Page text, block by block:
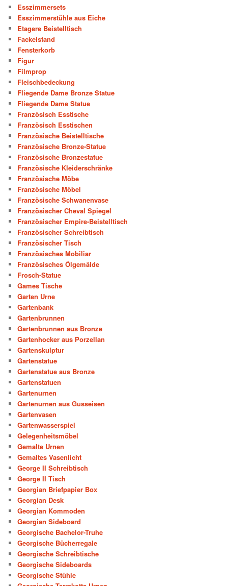
Esszimmersets
Esszimmerstühle aus Eiche
Etagere Beistelltisch
Fackelstand
Fensterkorb
Figur
Filmprop
Fleischbedeckung
Fliegende Dame Bronze Statue
Fliegende Dame Statue
Französisch Esstische
Französisch Esstischen
Französische Beistelltische
Französische Bronze-Statue
Französische Bronzestatue
Französische Kleiderschränke
Französische Möbe
Französische Möbel
Französische Schwanenvase
Französischer Cheval Spiegel
Französischer Empire-Beistelltisch
Französischer Schreibtisch
Französischer Tisch
Französisches Mobiliar
Französisches Ölgemälde
Frosch-Statue
Games Tische
Garten Urne
Gartenbank
Gartenbrunnen
Gartenbrunnen aus Bronze
Gartenhocker aus Porzellan
Gartenskulptur
Gartenstatue
Gartenstatue aus Bronze
Gartenstatuen
Gartenurnen
Gartenurnen aus Gusseisen
Gartenvasen
Gartenwasserspiel
Gelegenheitsmöbel
Gemalte Urnen
Gemaltes Vasenlicht
George II Schreibtisch
George II Tisch
Georgian Briefpapier Box
Georgian Desk
Georgian Kommoden
Georgian Sideboard
Georgische Bachelor-Truhe
Georgische Bücherregale
Georgische Schreibtische
Georgische Sideboards
Georgische Stühle